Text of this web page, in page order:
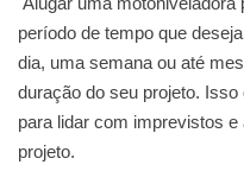
período de tempo que
dia, uma semana ou até
duração do seu projeto.
para lidar com imprevistos
projeto.